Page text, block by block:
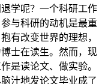
学呢？一个科研工作
与科研的动机是最重
有改变世界的理想，
士在读生。然而，现
是读论文、做实验。
汁地发论文毕业成了